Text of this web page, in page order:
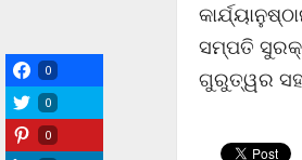
ସମ୍ପତି
ଗୁରୁତ୍ୱର
0
0
0